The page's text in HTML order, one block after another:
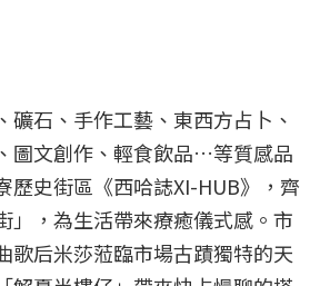
礦石、手作工藝、東西方占卜、
圖文創作、輕食飲品…等質感品
歷史街區《西哈誌XI-HUB》，齊
」，為生活帶來療癒儀式感。市
歌后米莎蒞臨市場古蹟獨特的天